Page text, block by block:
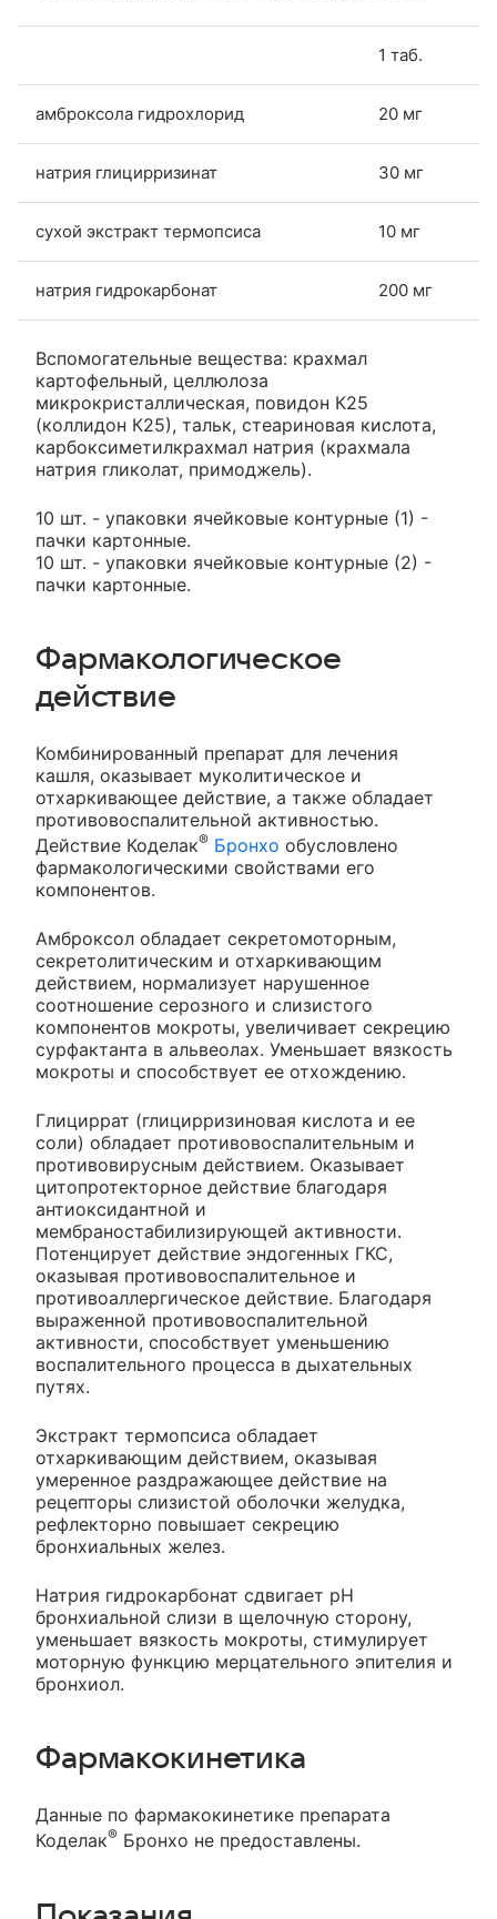
1 таб.
амброксола гидрохлорид 20 мг
натрия глицирризинат 30 мг
сухой экстракт термопсиса 10 мг
натрия гидрокарбонат 200 мг
Вспомогательные вещества: крахмал
картофельный, целлюлоза
микрокристаллическая, повидон К25
(коллидон К25), тальк, стеариновая кислота,
карбоксиметилкрахмал натрия (крахмала
натрия гликолат, примоджель).
10 шт. - упаковки ячейковые контурные (1) -
пачки картонные.
10 шт. - упаковки ячейковые контурные (2) -
пачки картонные.
Фармакологическое
действие
Комбинированный препарат для лечения
кашля, оказывает муколитическое и
отхаркивающее действие, а также обладает
противовоспалительной активностью.
Действие Коделак® Бронхо обусловлено
фармакологическими свойствами его
компонентов.
Амброксол обладает секретомоторным,
секретолитическим и отхаркивающим
действием, нормализует нарушенное
соотношение серозного и слизистого
компонентов мокроты, увеличивает секрецию
сурфактанта в альвеолах. Уменьшает вязкость
мокроты и способствует ее отхождению.
Глициррат (глицирризиновая кислота и ее
соли) обладает противовоспалительным и
противовирусным действием. Оказывает
цитопротекторное действие благодаря
антиоксидантной и
мембраностабилизирующей активности.
Потенцирует действие эндогенных ГКС,
оказывая противовоспалительное и
противоаллергическое действие. Благодаря
выраженной противовоспалительной
активности, способствует уменьшению
воспалительного процесса в дыхательных
путях.
Экстракт термопсиса обладает
отхаркивающим действием, оказывая
умеренное раздражающее действие на
рецепторы слизистой оболочки желудка,
рефлекторно повышает секрецию
бронхиальных желез.
Натрия гидрокарбонат сдвигает рН
бронхиальной слизи в щелочную сторону,
уменьшает вязкость мокроты, стимулирует
моторную функцию мерцательного эпителия и
бронхиол.
Фармакокинетика
Данные по фармакокинетике препарата
Коделак® Бронхо не предоставлены.